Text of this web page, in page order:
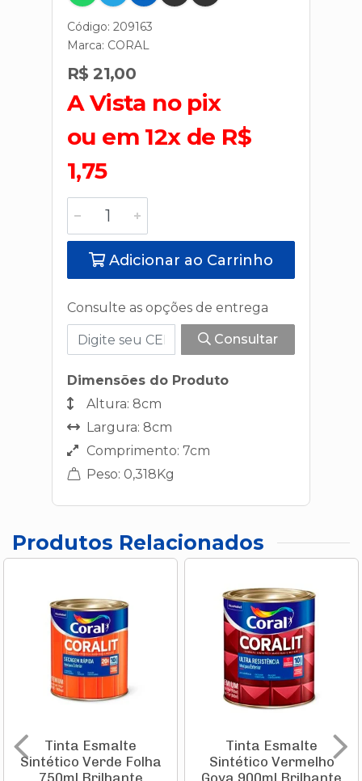
Código: 209163
Marca: CORAL
R$ 21,00
A Vista no pix
ou em 12x de R$
1,75
Adicionar ao Carrinho
Consulte as opções de entrega
Consultar
Dimensões do Produto
Altura: 8cm
Largura: 8cm
Comprimento: 7cm
Peso: 0,318Kg
Produtos Relacionados
Tinta Esmalte
Sintético Verde Folha
Tinta Esmalte
Sintético Vermelho